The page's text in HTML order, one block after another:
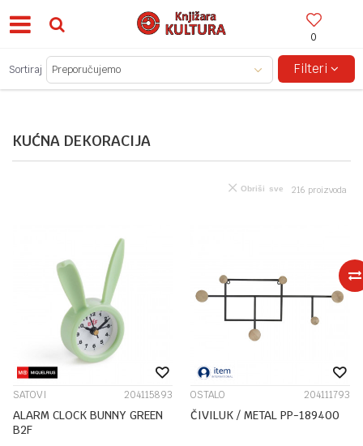
0
BESPLATNA ISPORUKA ZA IZNOSE PREKO 150KM!
KUĆNA DEKORACIJA
Sortiraj Filteri
216 proizvoda
Obriši sve
SATOVI 204115893
ALARM CLOCK BUNNY GREEN
B2F
OSTALO 204111793
ČIVILUK / METAL PP-189400